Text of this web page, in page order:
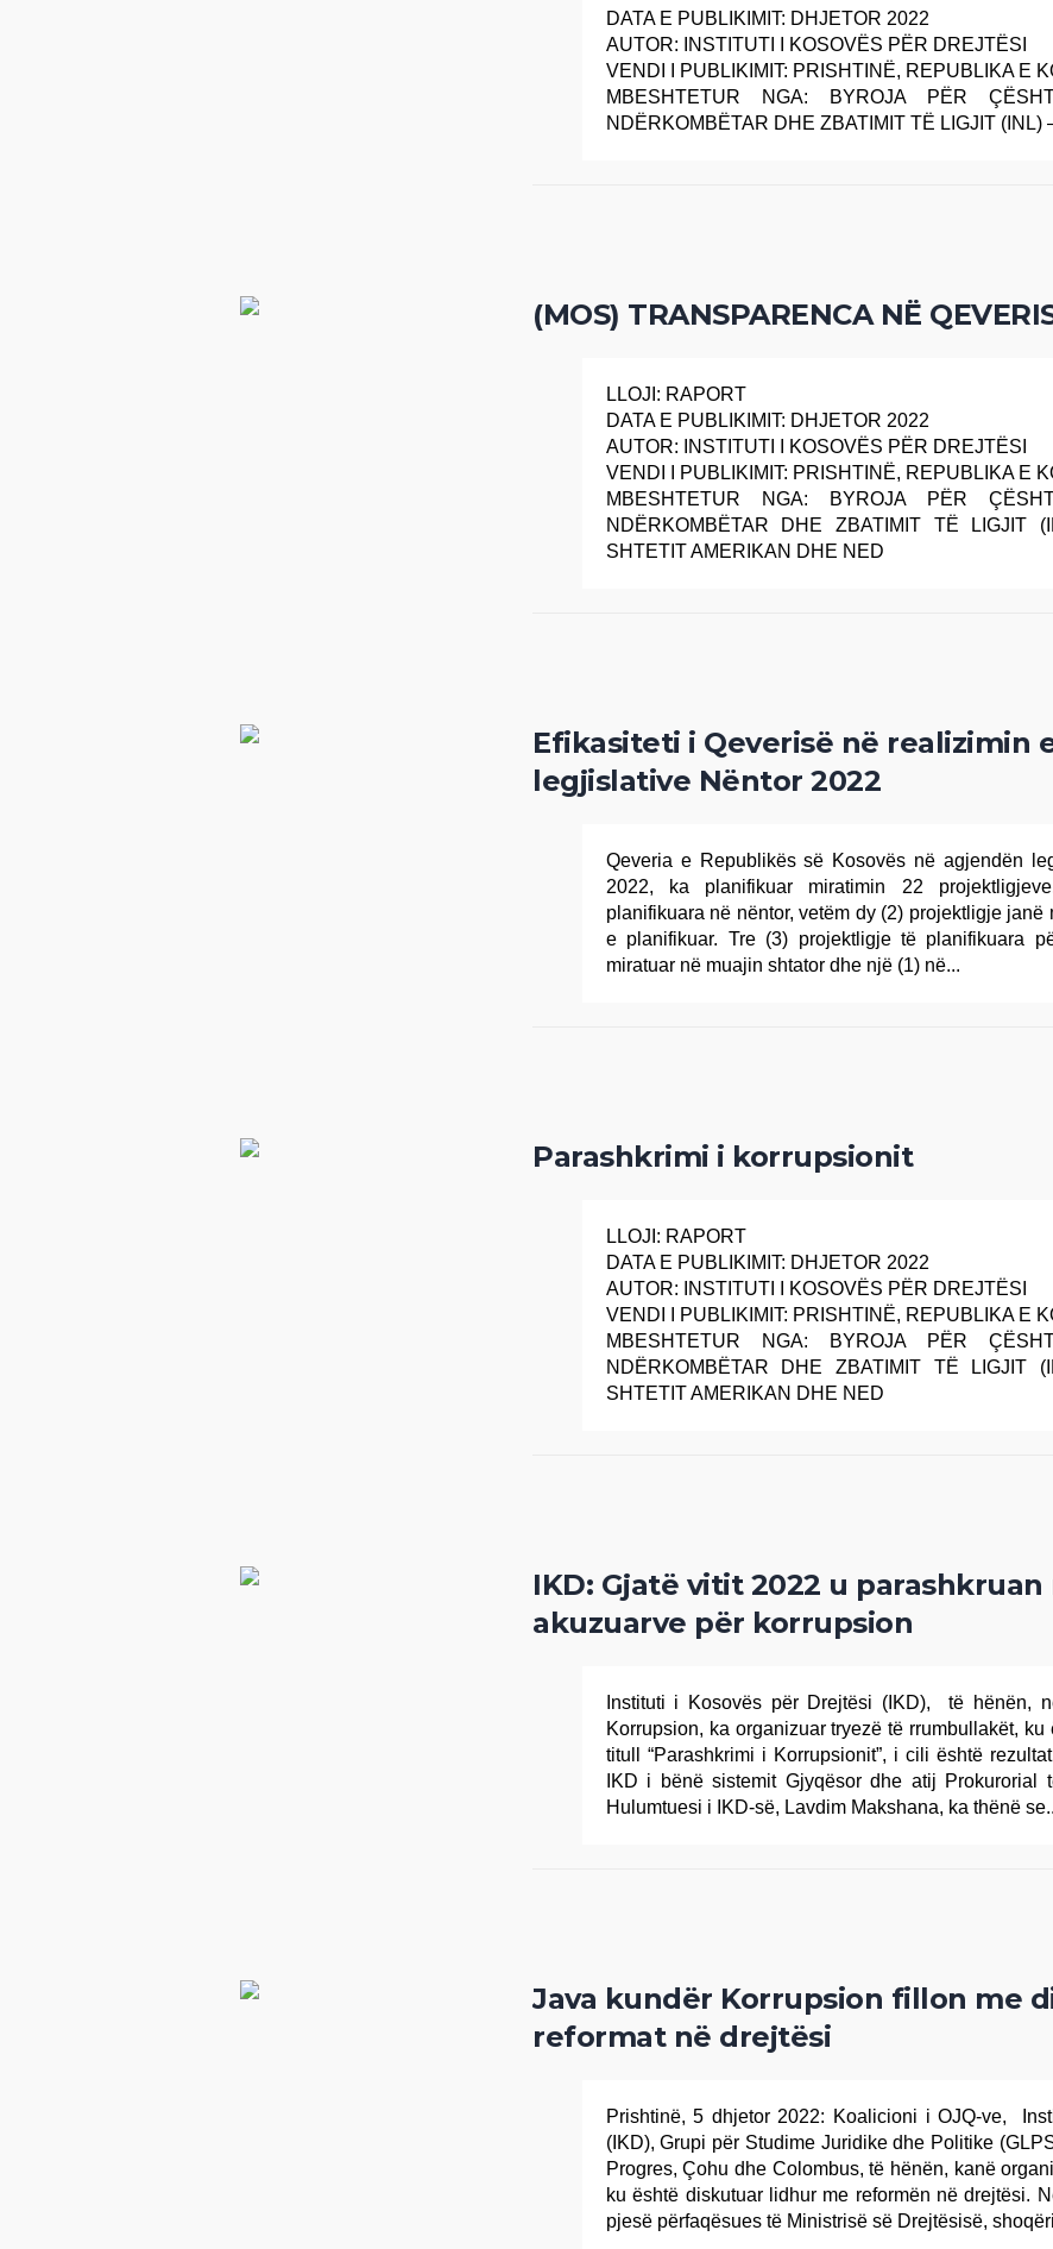
DATA E PUBLIKIMIT: DHJETOR 2022
AUTOR: INSTITUTI I KOSOVËS PËR DREJTËSI
VENDI I PUBLIKIMIT: PRISHTINË, REPUBLIKA E
MBESHTETUR NGA: BYROJA PËR
NDËRKOMBËTAR DHE ZBATIMIT TË LIGJIT (INL)
(MOS) TRANSPARENCA NË
LLOJI: RAPORT
DATA E PUBLIKIMIT: DHJETOR 2022
AUTOR: INSTITUTI I KOSOVËS PËR DREJTËSI
VENDI I PUBLIKIMIT: PRISHTINË, REPUBLIKA E
MBESHTETUR NGA: BYROJA PËR
NDËRKOMBËTAR DHE ZBATIMIT TË LIGJIT
SHTETIT AMERIKAN DHE NED
Efikasiteti i Qeverisë në realizimin
legjislative Nëntor 2022
Qeveria e Republikës së Kosovës në agjendën
2022, ka planifikuar miratimin 22
planifikuara në nëntor, vetëm dy (2) projektligje janë
e planifikuar. Tre (3) projektligje të planifikuara
miratuar në muajin shtator dhe një (1) në...
Parashkrimi i korrupsionit
LLOJI: RAPORT
DATA E PUBLIKIMIT: DHJETOR 2022
AUTOR: INSTITUTI I KOSOVËS PËR DREJTËSI
VENDI I PUBLIKIMIT: PRISHTINË, REPUBLIKA E
MBESHTETUR NGA: BYROJA PËR
NDËRKOMBËTAR DHE ZBATIMIT TË LIGJIT
SHTETIT AMERIKAN DHE NED
IKD: Gjatë vitit 2022 u
akuzuarve për korrupsion
Instituti i Kosovës për Drejtësi (IKD), të hënën,
Korrupsion, ka organizuar tryezë të rrumbullakët,
titull “Parashkrimi i Korrupsionit”, i cili është
IKD i bënë sistemit Gjyqësor dhe atij Prokurorial
Hulumtuesi i IKD-së, Lavdim Makshana, ka thënë
Java kundër Korrupsion fillon me
reformat në drejtësi
Prishtinë, 5 dhjetor 2022: Koalicioni i OJQ-ve,
(IKD), Grupi për Studime Juridike dhe Politike
Progres, Çohu dhe Colombus, të hënën, kanë
ku është diskutuar lidhur me reformën në drejtësi.
pjesë përfaqësues të Ministrisë së Drejtësisë,